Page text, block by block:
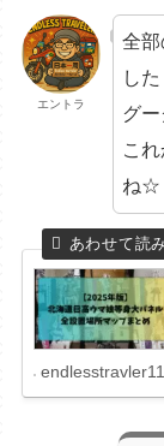
エントラ
全
した
グ
こ
ね☆